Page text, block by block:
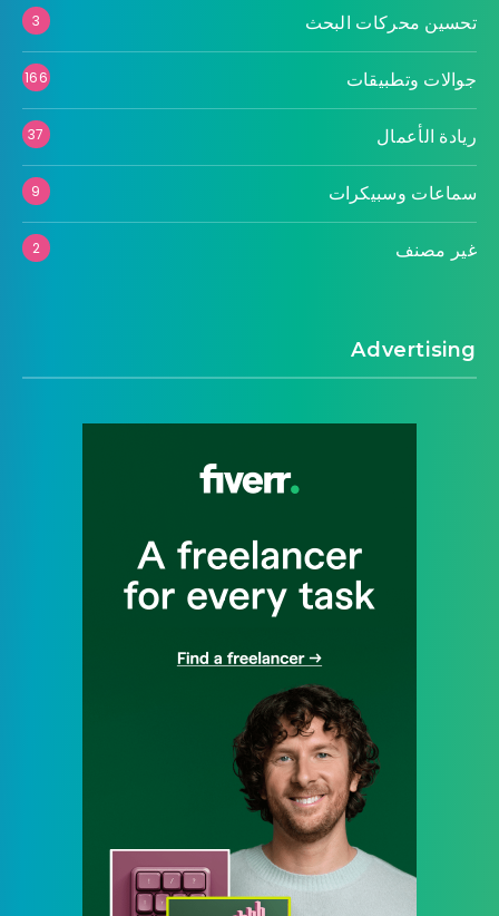
تحسين محركات البحث 3
جوالات وتطبيقات 166
ريادة الأعمال 37
سماعات وسبيكرات 9
غير مصنف 2
Advertising